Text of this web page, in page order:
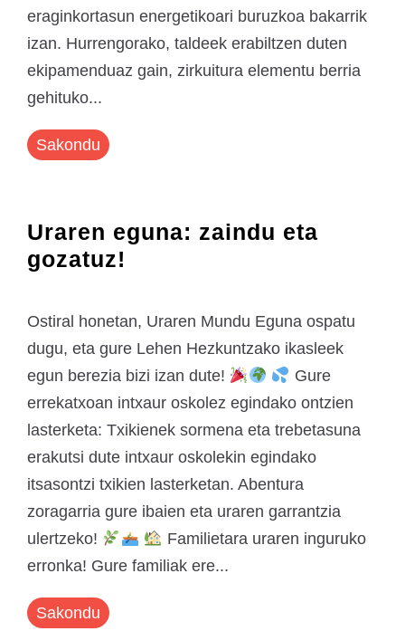
eraginkortasun energetikoari buruzkoa bakarrik
izan. Hurrengorako, taldeek erabiltzen duten
ekipamenduaz gain, zirkuitura elementu berria
gehituko...
Sakondu
Uraren eguna: zaindu eta
gozatuz!
Ostiral honetan, Uraren Mundu Eguna ospatu
dugu, eta gure Lehen Hezkuntzako ikasleek
egun berezia bizi izan dute!
Gure
errekatxoan intxaur oskolez egindako ontzien
lasterketa: Txikienek sormena eta trebetasuna
erakutsi dute intxaur oskolekin egindako
itsasontzi txikien lasterketan. Abentura
zoragarria gure ibaien eta uraren garrantzia
ulertzeko!
Familietara uraren inguruko
erronka! Gure familiak ere...
Sakondu